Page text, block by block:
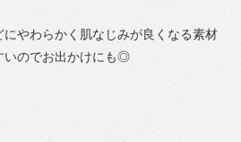
やわらかく肌なじみが良くなる素材
いのでお出かけにも◎